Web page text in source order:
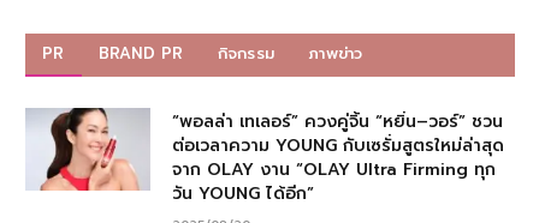
PR BRAND PR กิจกรรม ภาพข่าว
“พอลล่า เทเลอร์” ควงคู่จิ้น “หยิ่น–วอร์” ชวน
ต่อเวลาความ YOUNG กับเซรั่มสูตรใหม่ล่าสุด
จาก OLAY งาน “OLAY Ultra Firming ทุก
วัน YOUNG ได้อีก”